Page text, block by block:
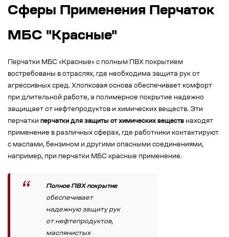
Сферы Применения Перчаток
МБС "Красные"
Перчатки МБС «Красные» с полным ПВХ покрытием
востребованы в отраслях, где необходима защита рук от
агрессивных сред. Хлопковая основа обеспечивает комфорт
при длительной работе, а полимерное покрытие надежно
защищает от нефтепродуктов и химических веществ. Эти
перчатки перчатки для защиты от химических веществ находят
применение в различных сферах, где работники контактируют
с маслами, бензином и другими опасными соединениями,
например, при перчатки МБС красные применение.
Полное ПВХ покрытие
обеспечивает
надежную защиту рук
от нефтепродуктов,
маслянистых